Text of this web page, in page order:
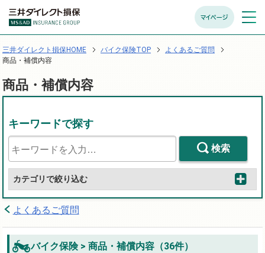
マイページ メニュ
開く
三井ダイレクト損保HOME バイク保険TOP
よくあるご質問
商品・補償内容
商品・補償内容
キーワードで探す
検索
カテゴリで絞り込む
よくあるご質問
バイク保険 > 商品・補償内容（36件）